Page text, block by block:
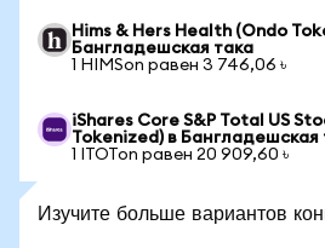
Hims & Hers Health (Ondo
Бангладешская така
1 HIMSon равен 3 746,06 ৳
iShares Core S&P Total US
Tokenized) в Бангладешская
1 ITOTon равен 20 909,60 ৳
Изучите больше вариантов